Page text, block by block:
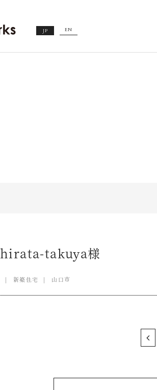
JP EN
hirata-takuya様
新築住宅 山口市